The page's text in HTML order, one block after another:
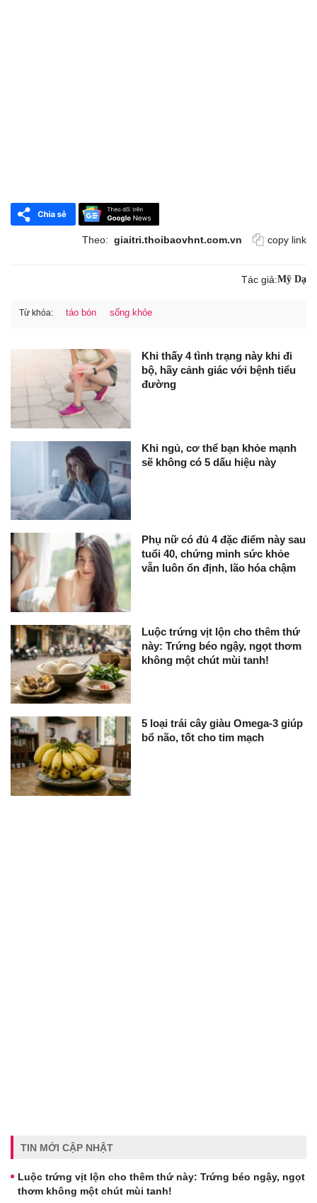
Theo: giaitri.thoibaovhnt.com.vn copy link
Tác giả:Mỹ Dạ
Từ khóa: táo bón sống khỏe
Khi thấy 4 tình trạng này khi đi
bộ, hãy cảnh giác với bệnh tiểu
đường
Khi ngủ, cơ thể bạn khỏe mạnh
sẽ không có 5 dấu hiệu này
Phụ nữ có đủ 4 đặc điểm này sau
tuổi 40, chứng minh sức khỏe
vẫn luôn ổn định, lão hóa chậm
Luộc trứng vịt lộn cho thêm thứ
này: Trứng béo ngậy, ngọt thơm
không một chút mùi tanh!
5 loại trái cây giàu Omega-3 giúp
bổ não, tốt cho tim mạch
TIN MỚI CẬP NHẬT
Luộc trứng vịt lộn cho thêm thứ này: Trứng béo ngậy, ngọt
thơm không một chút mùi tanh!